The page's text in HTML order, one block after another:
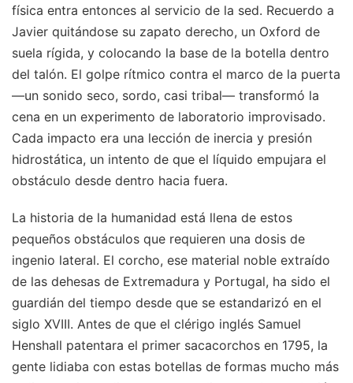
física entra entonces al servicio de la sed. Recuerdo a
Javier quitándose su zapato derecho, un Oxford de
suela rígida, y colocando la base de la botella dentro
del talón. El golpe rítmico contra el marco de la puerta
—un sonido seco, sordo, casi tribal— transformó la
cena en un experimento de laboratorio improvisado.
Cada impacto era una lección de inercia y presión
hidrostática, un intento de que el líquido empujara el
obstáculo desde dentro hacia fuera.
La historia de la humanidad está llena de estos
pequeños obstáculos que requieren una dosis de
ingenio lateral. El corcho, ese material noble extraído
de las dehesas de Extremadura y Portugal, ha sido el
guardián del tiempo desde que se estandarizó en el
siglo XVIII. Antes de que el clérigo inglés Samuel
Henshall patentara el primer sacacorchos en 1795, la
gente lidiaba con estas botellas de formas mucho más